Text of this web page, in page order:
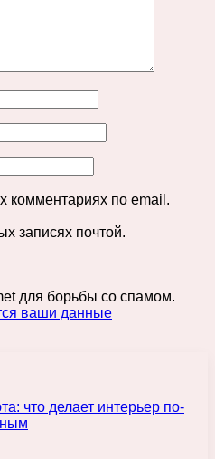
комментариях по email.
записях почтой.
для борьбы со спамом.
ваши данные
что делает интерьер по-